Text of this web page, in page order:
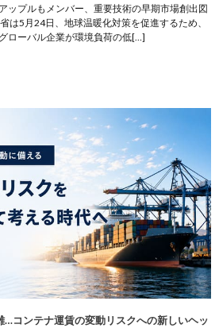
ップルもメンバー、重要技術の早期市場創出図
は5月24日、地球温暖化対策を促進するため、
ローバル企業が環境負荷の低[…]
…コンテナ運賃の変動リスクへの新しいヘッ